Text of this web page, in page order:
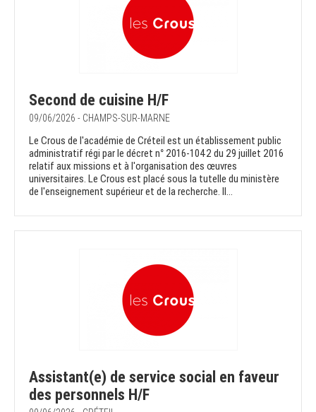
Second de cuisine H/F
09/06/2026 - CHAMPS-SUR-MARNE
Le Crous de l'académie de Créteil est un établissement public
administratif régi par le décret n° 2016-1042 du 29 juillet 2016
relatif aux missions et à l'organisation des œuvres
universitaires. Le Crous est placé sous la tutelle du ministère
de l'enseignement supérieur et de la recherche. Il...
Assistant(e) de service social en faveur
des personnels H/F